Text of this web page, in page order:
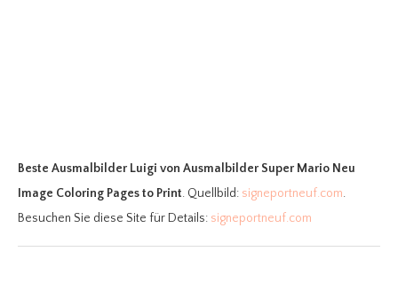
Beste Ausmalbilder Luigi von Ausmalbilder Super Mario Neu
Image Coloring Pages to Print. Quellbild: signeportneuf.com.
Besuchen Sie diese Site für Details: signeportneuf.com